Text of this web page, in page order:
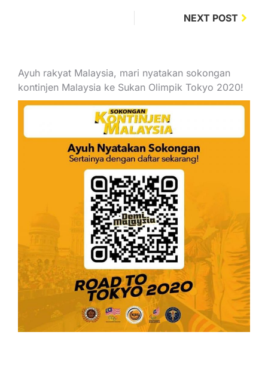
Ayuh rakyat Malaysia, mari nyatakan sokongan
kontinjen Malaysia ke Sukan Olimpik Tokyo 2020!
NEXT POST